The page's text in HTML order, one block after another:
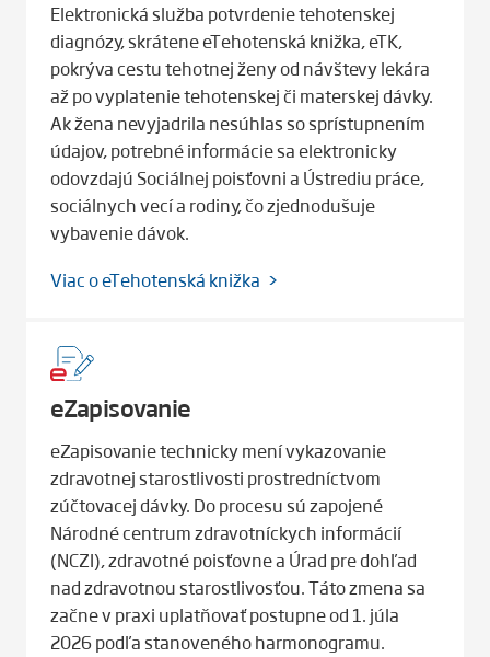
Elektronická služba potvrdenie tehotenskej
diagnózy, skrátene eTehotenská knižka, eTK,
pokrýva cestu tehotnej ženy od návštevy lekára
až po vyplatenie tehotenskej či materskej dávky.
Ak žena nevyjadrila nesúhlas so sprístupnením
údajov, potrebné informácie sa elektronicky
odovzdajú Sociálnej poisťovni a Ústrediu práce,
sociálnych vecí a rodiny, čo zjednodušuje
vybavenie dávok.
Viac o eTehotenská knižka
eZapisovanie
eZapisovanie technicky mení vykazovanie
zdravotnej starostlivosti prostredníctvom
zúčtovacej dávky. Do procesu sú zapojené
Národné centrum zdravotníckych informácií
(NCZI), zdravotné poisťovne a Úrad pre dohľad
nad zdravotnou starostlivosťou. Táto zmena sa
začne v praxi uplatňovať postupne od 1. júla
2026 podľa stanoveného harmonogramu.